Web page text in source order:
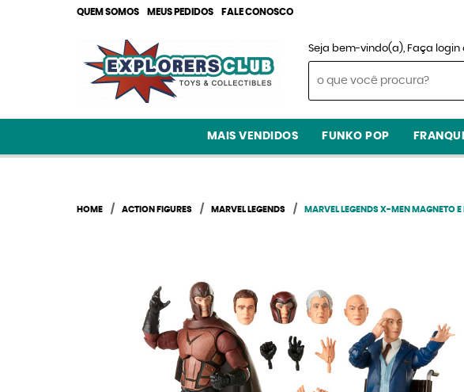
QUEM SOMOS MEUS PEDIDOS FALE CONOSCO
Seja bem-vindo(a), Faça login
MAIS VENDIDOS FUNKO POP
HOME ACTION FIGURES MARVEL LEGENDS MARVEL LEGENDS X-MEN MAGNETO